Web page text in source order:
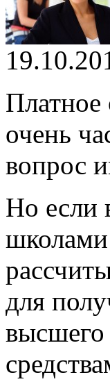
Платное
очень
вопрос
Но если
школами
для
высшего